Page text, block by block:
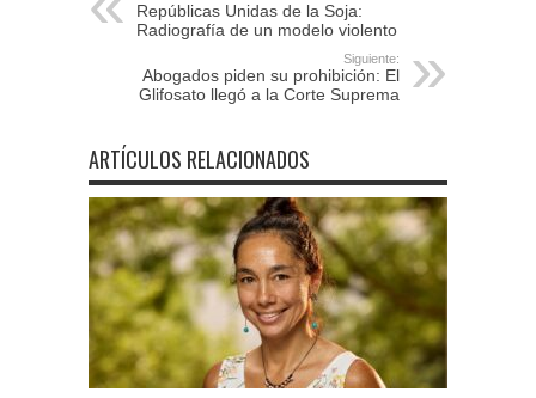
Repúblicas Unidas de la Soja:
Radiografía de un modelo violento
Siguiente:
Abogados piden su prohibición: El
Glifosato llegó a la Corte Suprema
ARTÍCULOS RELACIONADOS